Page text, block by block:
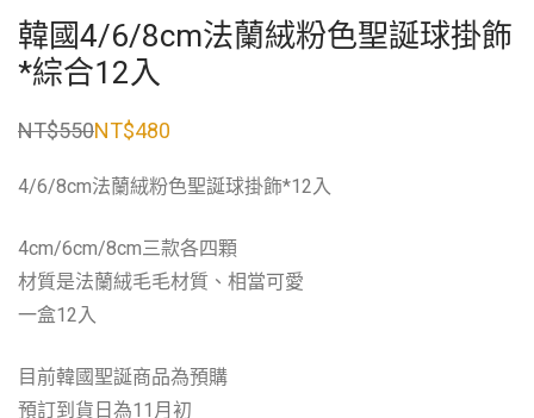
韓國4/6/8cm法蘭絨粉色聖誕球掛飾
*綜合12入
NT$550
原
格：
NT$480
目
格：
4/6/8cm法蘭絨粉色聖誕球掛飾*12入
4cm/6cm/8cm三款各四顆
材質是法蘭絨毛毛材質、相當可愛
一盒12入
目前韓國聖誕商品為預購
預訂到貨日為11月初